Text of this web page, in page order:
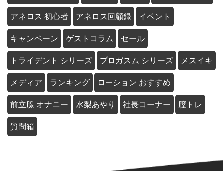
アネロス 初心者 アネロス回顧録 イベント
キャンペーン ゲストコラム セール
トライデント シリーズ プロガスム シリーズ メスイキ
メディア ランキング ローション おすすめ
前立腺 オナニー 水梨あやり 社長コーナー 膣トレ
質問箱